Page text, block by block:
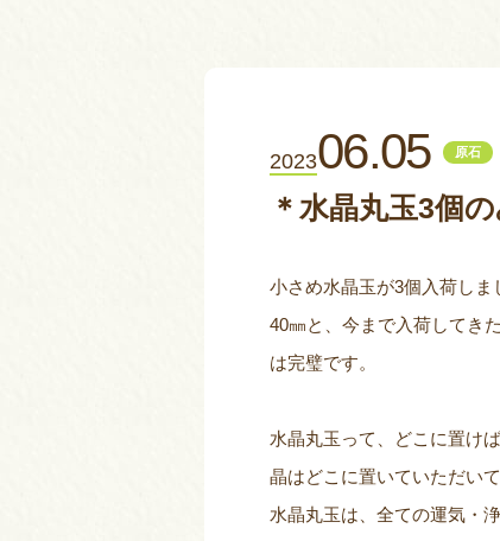
202306.05 原石
＊水晶丸玉3個
小さめ水晶玉が3個入荷し
40㎜と、今まで入荷してき
は完璧です。
水晶丸玉って、どこに置け
晶はどこに置いていただい
水晶丸玉は、全ての運気・